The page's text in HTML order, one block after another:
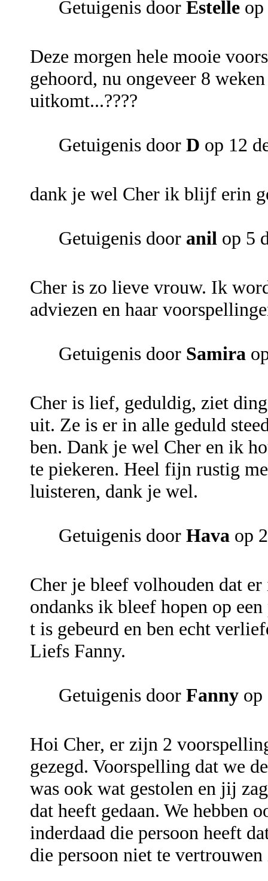
Getuigenis door Estelle
Deze morgen hele mooie
gehoord, nu ongeveer 8
uitkomt...????
Getuigenis door D op 12
dank je wel Cher ik blijf erin
Getuigenis door anil op 5
Cher is zo lieve vrouw. Ik
adviezen en haar
Getuigenis door Samira
Cher is lief, geduldig, ziet
uit. Ze is er in alle geduld
ben. Dank je wel Cher en ik
te piekeren. Heel fijn rustig
luisteren, dank je wel.
Getuigenis door Hava op
Cher je bleef volhouden dat
ondanks ik bleef hopen op
t is gebeurd en ben echt
Liefs Fanny.
Getuigenis door Fanny op
Hoi Cher, er zijn 2
gezegd. Voorspelling dat we
was ook wat gestolen en jij
dat heeft gedaan. We hebben
inderdaad die persoon heeft
die persoon niet te vertrouwen